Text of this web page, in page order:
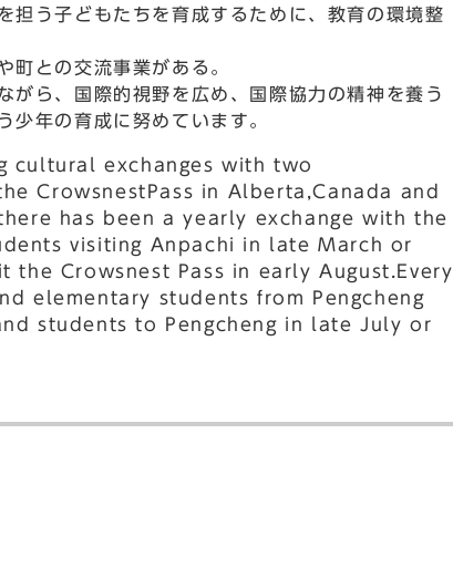
担う子どもたちを育成するために、教育の環境整
町との交流事業がある。
がら、国際的視野を広め、国際協力の精神を養う
少年の育成に努めています。
cultural exchanges with two
CrowsnestPass in Alberta,Canada and
has been a yearly exchange with the
visiting Anpachi in late March or
Crowsnest Pass in early August.Every
elementary students from Pengcheng
students to Pengcheng in late July or